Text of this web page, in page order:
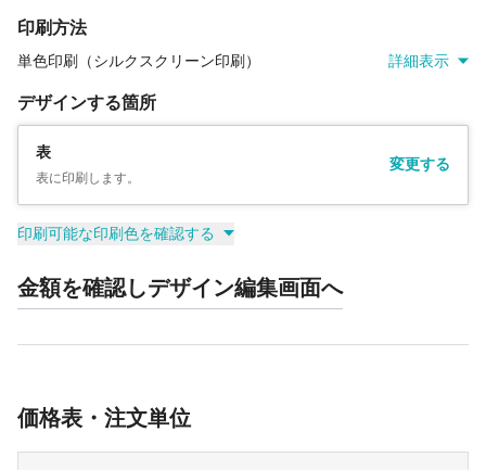
印刷方法
単色印刷（シルクスクリーン印刷） 詳細表示
デザインする箇所
表
表に印刷します。
変更する
印刷可能な印刷色を確認する
金額を確認しデザイン編集画面へ
価格表・注文単位